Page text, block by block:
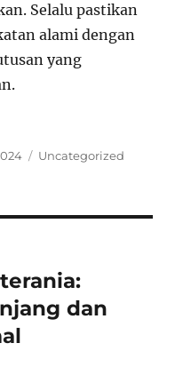
Selalu pastikan
alami dengan
yang
Categories
Uncategorized
dan